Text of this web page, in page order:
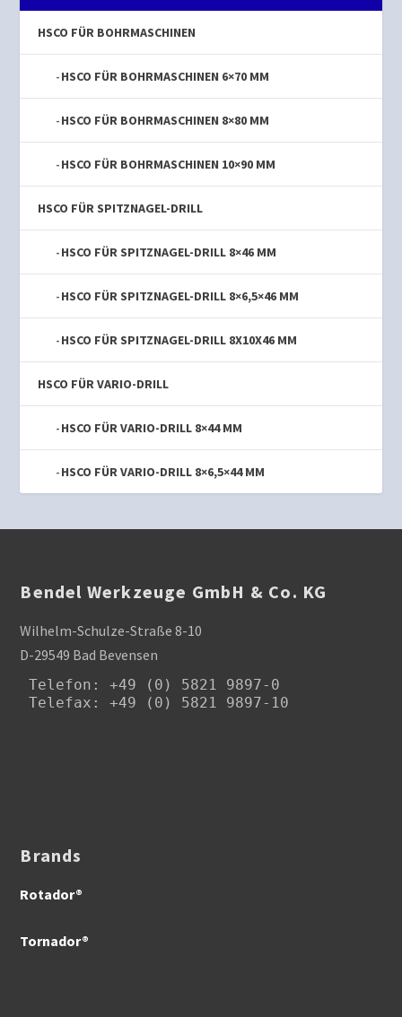
HSCO FÜR BOHRMASCHINEN
HSCO FÜR BOHRMASCHINEN 6×70 MM
HSCO FÜR BOHRMASCHINEN 8×80 MM
HSCO FÜR BOHRMASCHINEN 10×90 MM
HSCO FÜR SPITZNAGEL-DRILL
HSCO FÜR SPITZNAGEL-DRILL 8×46 MM
HSCO FÜR SPITZNAGEL-DRILL 8×6,5×46 MM
HSCO FÜR SPITZNAGEL-DRILL 8X10X46 MM
HSCO FÜR VARIO-DRILL
HSCO FÜR VARIO-DRILL 8×44 MM
HSCO FÜR VARIO-DRILL 8×6,5×44 MM
Bendel Werkzeuge GmbH & Co. KG
Wilhelm-Schulze-Straße 8-10
D-29549 Bad Bevensen
Telefon : +49 (0) 5821 9897-0
Telefax: +49 (0) 5821 9897-10
Brands
Rotador®
Tornador®